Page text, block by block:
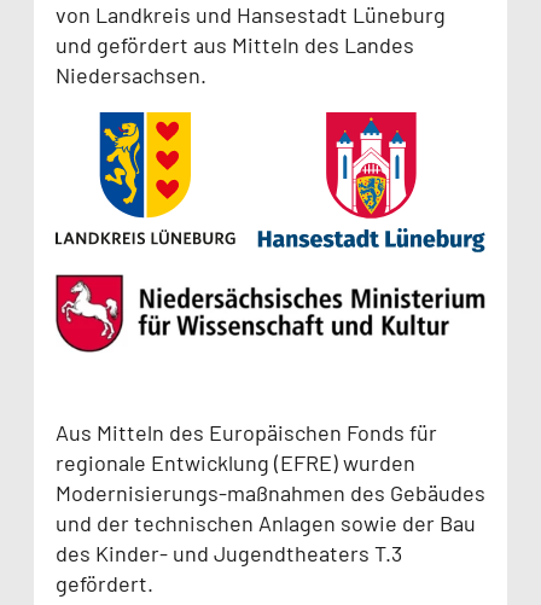
von Landkreis und Hansestadt Lüneburg
und gefördert aus Mitteln des Landes
Niedersachsen.
Aus Mitteln des Europäischen Fonds für
regionale Entwicklung (EFRE) wurden
Modernisierungs-maßnahmen des Gebäudes
und der technischen Anlagen sowie der Bau
des Kinder- und Jugendtheaters T.3
gefördert.